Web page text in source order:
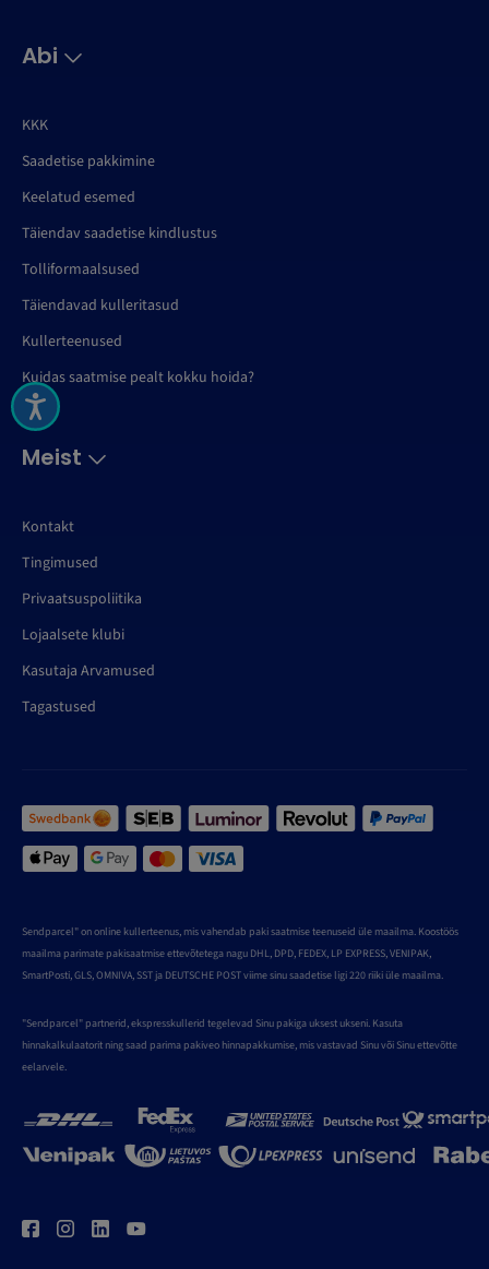
Abi
KKK
Saadetise pakkimine
Keelatud esemed
Täiendav saadetise kindlustus
Tolliformaalsused
Täiendavad kulleritasud
Kullerteenused
Kuidas saatmise pealt kokku hoida?
Meist
Kontakt
Tingimused
Privaatsuspoliitika
Lojaalsete klubi
Kasutaja Arvamused
Tagastused
Sendparcel" on online kullerteenus, mis vahendab paki saatmise teenuseid üle maailma. Koostöös
maailma parimate pakisaatmise ettevõtetega nagu DHL, DPD, FEDEX, LP EXPRESS, VENIPAK,
SmartPosti, GLS, OMNIVA, SST ja DEUTSCHE POST viime sinu saadetise ligi 220 riiki üle maailma.
"Sendparcel" partnerid, ekspresskullerid tegelevad Sinu pakiga uksest ukseni. Kasuta
hinnakalkulaatorit ning saad parima pakiveo hinnapakkumise, mis vastavad Sinu või Sinu ettevõtte
eelarvele.